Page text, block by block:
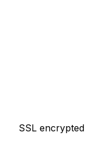
SSL encrypted